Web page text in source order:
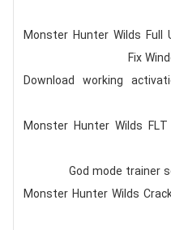
Monster Hunter Wilds Full
Fix
Download working
Monster Hunter Wilds
God mode trainer
Monster Hunter Wilds